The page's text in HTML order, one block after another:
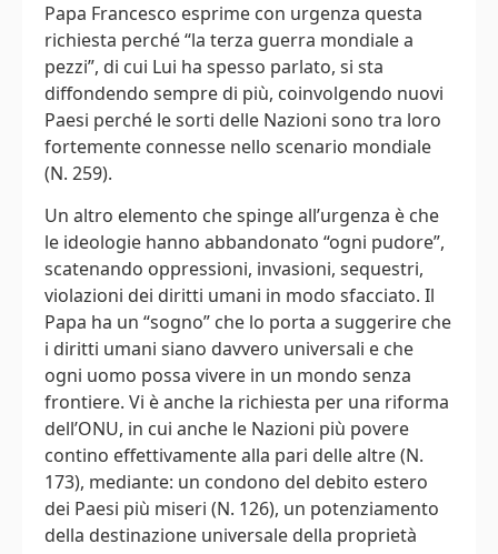
Papa Francesco esprime con urgenza questa
richiesta perché “la terza guerra mondiale a
pezzi”, di cui Lui ha spesso parlato, si sta
diffondendo sempre di più, coinvolgendo nuovi
Paesi perché le sorti delle Nazioni sono tra loro
fortemente connesse nello scenario mondiale
(N. 259).
Un altro elemento che spinge all’urgenza è che
le ideologie hanno abbandonato “ogni pudore”,
scatenando oppressioni, invasioni, sequestri,
violazioni dei diritti umani in modo sfacciato. Il
Papa ha un “sogno” che lo porta a suggerire che
i diritti umani siano davvero universali e che
ogni uomo possa vivere in un mondo senza
frontiere. Vi è anche la richiesta per una riforma
dell’ONU, in cui anche le Nazioni più povere
contino effettivamente alla pari delle altre (N.
173), mediante: un condono del debito estero
dei Paesi più miseri (N. 126), un potenziamento
della destinazione universale della proprietà